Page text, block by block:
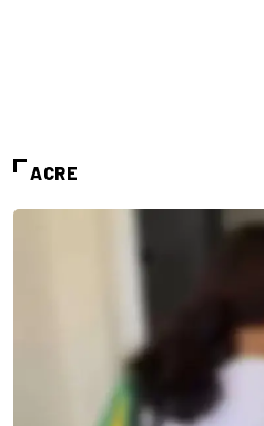
ACRE